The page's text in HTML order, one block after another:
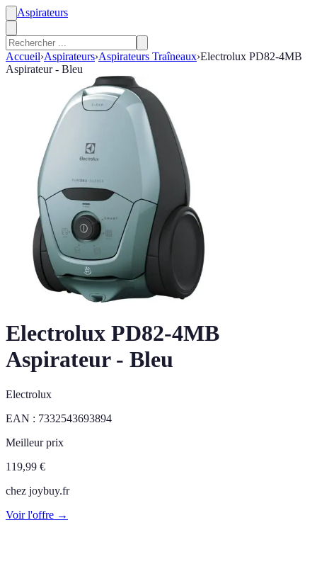
Aspirateurs
Accueil›Aspirateurs›Aspirateurs Traîneaux›Electrolux PD82-4MB
Aspirateur - Bleu
Electrolux PD82-4MB
Aspirateur - Bleu
Electrolux
EAN : 7332543693894
Meilleur prix
119,99 €
chez joybuy.fr
Voir l'offre →